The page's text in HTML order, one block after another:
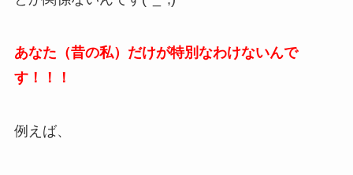
あなた（昔の私）だけが特別なわけないんで
す！！！
例えば、